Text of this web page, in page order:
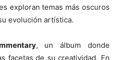
exploran temas más oscuros
evolución artística.
, un álbum donde
facetas de su creatividad. En